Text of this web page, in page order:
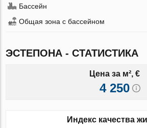
Бассейн
Общая зона с бассейном
ЭСТЕПОНА - СТАТИСТИКА
Цена за м², €
4 250
Индекс качества